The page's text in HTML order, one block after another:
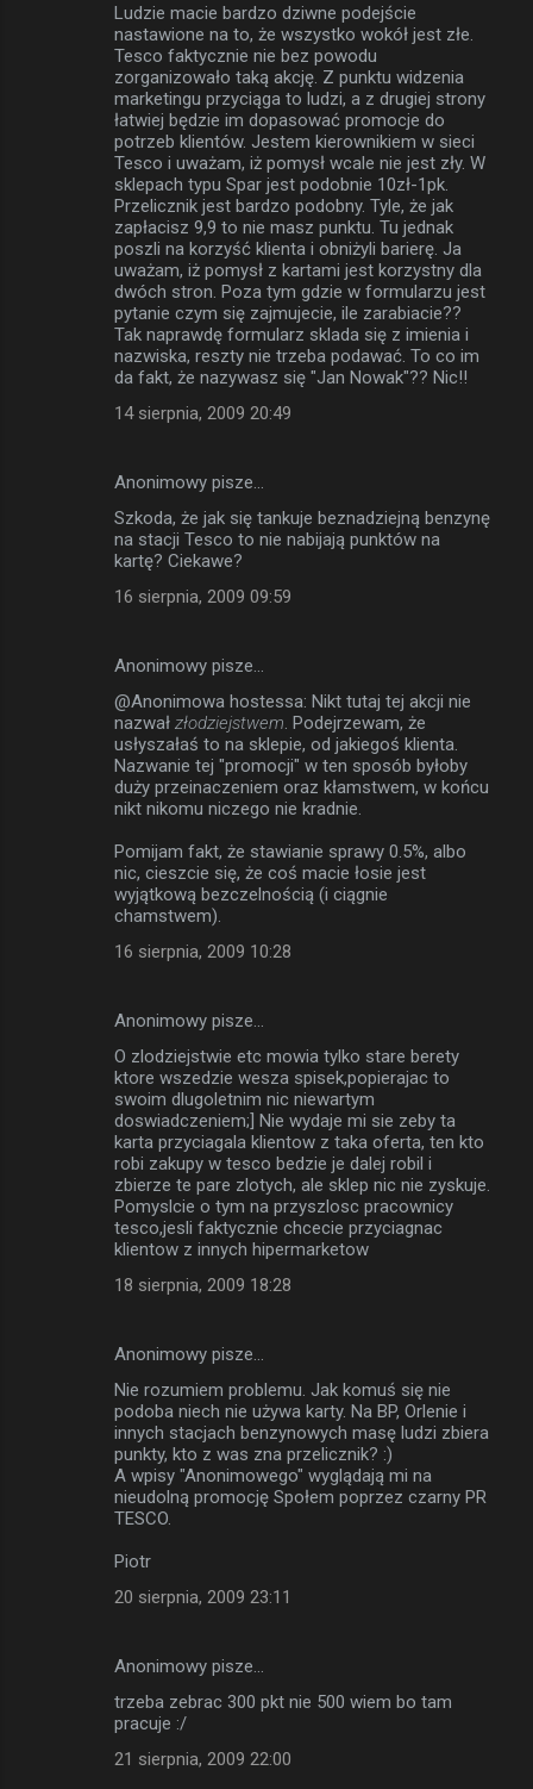
Ludzie macie bardzo dziwne podejście
nastawione na to, że wszystko wokół jest złe.
Tesco faktycznie nie bez powodu
zorganizowało taką akcję. Z punktu widzenia
marketingu przyciąga to ludzi, a z drugiej strony
łatwiej będzie im dopasować promocje do
potrzeb klientów. Jestem kierownikiem w sieci
Tesco i uważam, iż pomysł wcale nie jest zły. W
sklepach typu Spar jest podobnie 10zł-1pk.
Przelicznik jest bardzo podobny. Tyle, że jak
zapłacisz 9,9 to nie masz punktu. Tu jednak
poszli na korzyść klienta i obniżyli barierę. Ja
uważam, iż pomysł z kartami jest korzystny dla
dwóch stron. Poza tym gdzie w formularzu jest
pytanie czym się zajmujecie, ile zarabiacie??
Tak naprawdę formularz sklada się z imienia i
nazwiska, reszty nie trzeba podawać. To co im
da fakt, że nazywasz się "Jan Nowak"?? Nic!!
14 sierpnia, 2009 20:49
Anonimowy pisze…
Szkoda, że jak się tankuje beznadziejną benzynę
na stacji Tesco to nie nabijają punktów na
kartę? Ciekawe?
16 sierpnia, 2009 09:59
Anonimowy pisze…
@Anonimowa hostessa: Nikt tutaj tej akcji nie
nazwał złodziejstwem . Podejrzewam, że
usłyszałaś to na sklepie, od jakiegoś klienta.
Nazwanie tej "promocji" w ten sposób byłoby
duży przeinaczeniem oraz kłamstwem, w końcu
nikt nikomu niczego nie kradnie.
Pomijam fakt, że stawianie sprawy 0.5%, albo
nic, cieszcie się, że coś macie łosie jest
wyjątkową bezczelnością (i ciągnie
chamstwem).
16 sierpnia, 2009 10:28
Anonimowy pisze…
O zlodziejstwie etc mowia tylko stare berety
ktore wszedzie wesza spisek,popierajac to
swoim dlugoletnim nic niewartym
doswiadczeniem;] Nie wydaje mi sie zeby ta
karta przyciagala klientow z taka oferta, ten kto
robi zakupy w tesco bedzie je dalej robil i
zbierze te pare zlotych, ale sklep nic nie zyskuje.
Pomyslcie o tym na przyszlosc pracownicy
tesco,jesli faktycznie chcecie przyciagnac
klientow z innych hipermarketow
18 sierpnia, 2009 18:28
Anonimowy pisze…
Nie rozumiem problemu. Jak komuś się nie
podoba niech nie używa karty. Na BP, Orlenie i
innych stacjach benzynowych masę ludzi zbiera
punkty, kto z was zna przelicznik? :)
A wpisy "Anonimowego" wyglądają mi na
nieudolną promocję Społem poprzez czarny PR
TESCO.
Piotr
20 sierpnia, 2009 23:11
Anonimowy pisze…
trzeba zebrac 300 pkt nie 500 wiem bo tam
pracuje :/
21 sierpnia, 2009 22:00